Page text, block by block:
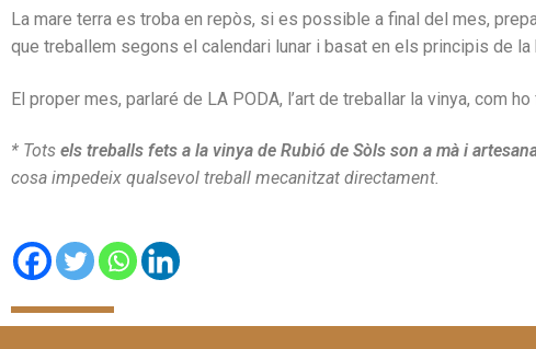
La mare terra es troba en repòs, si es possible a final del mes,
que treballem segons el calendari lunar i basat en els principis de la
El proper mes, parlaré de LA PODA, l’art de treballar la vinya, com
* Tots els treballs fets a la vinya de Rubió de Sòls son a mà i
cosa impedeix qualsevol treball mecanitzat directament.